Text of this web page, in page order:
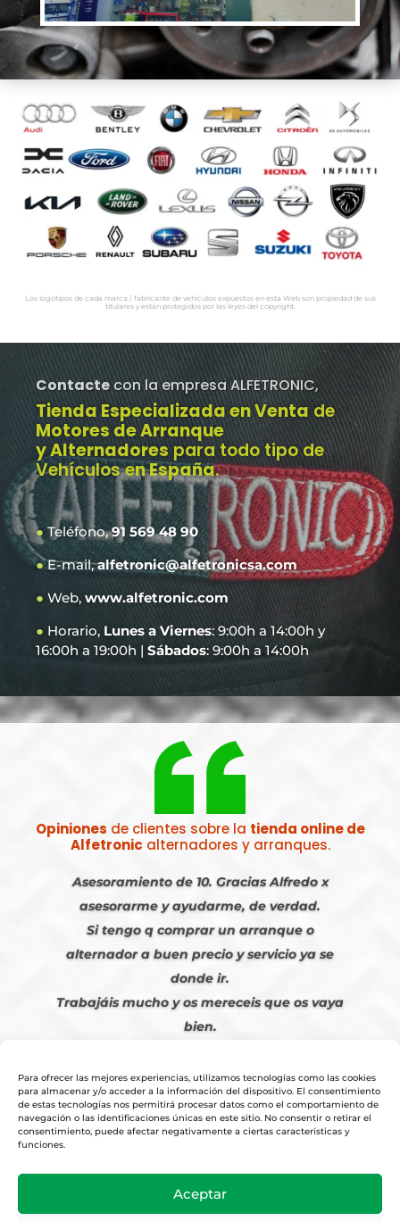
Para ofrecer las mejores experiencias, utilizamos tecnologías como las cookies
para almacenar y/o acceder a la información del dispositivo. El consentimiento
de estas tecnologías nos permitirá procesar datos como el comportamiento de
navegación o las identificaciones únicas en este sitio. No consentir o retirar el
consentimiento, puede afectar negativamente a ciertas características y
funciones.
Aceptar
Los logotipos de cada marca / fabricante de vehículos expuestos en esta Web son propiedad de sus
titulares y están protegidos por las leyes del copyright.
Contacte con la empresa ALFETRONIC,
Tienda Especializada en Venta de
Motores de Arranque
y Alternadores para todo tipo de
Vehículos en España.
●Teléfono,91 569 48 90
●E-mail,alfetronic@alfetronicsa.com
● Web, www.alfetronic.com
● Horario, Lunes a Viernes: 9:00h a 14:00h y
16:00h a 19:00h | Sábados: 9:00h a 14:00h
Opiniones de clientes sobre la tienda online de
Alfetronic alternadores y arranques.
Asesoramiento de 10. Gracias Alfredo x
asesorarme y ayudarme, de verdad.
Si tengo q comprar un arranque o
alternador a buen precio y servicio ya se
donde ir.
Trabajáis mucho y os mereceis que os vaya
bien.
Condiciones Venta Online
Diseño y Posicionamiento Web,Agencia web-espana.es